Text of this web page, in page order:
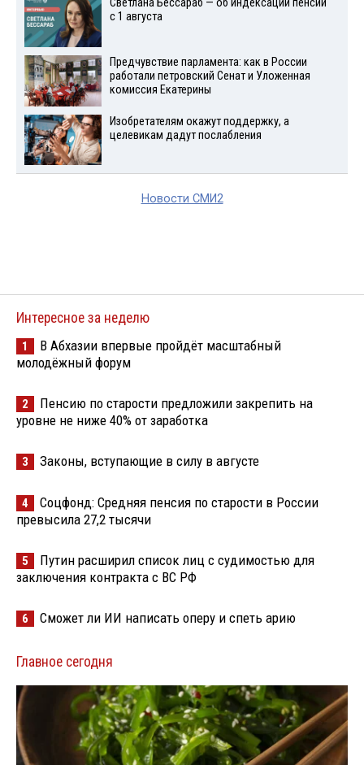
Светлана Бессараб — об индексации пенсий
с 1 августа
Предчувствие парламента: как в России
работали петровский Сенат и Уложенная
комиссия Екатерины
Изобретателям окажут поддержку, а
целевикам дадут послабления
Новости СМИ2
Интересное за неделю
1
В Абхазии впервые пройдёт масштабный
молодёжный форум
2
Пенсию по старости предложили закрепить на
уровне не ниже 40% от заработка
3 Законы, вступающие в силу в августе
4
Соцфонд: Средняя пенсия по старости в России
превысила 27,2 тысячи
5
Путин расширил список лиц с судимостью для
заключения контракта с ВС РФ
6 Сможет ли ИИ написать оперу и спеть арию
Главное сегодня